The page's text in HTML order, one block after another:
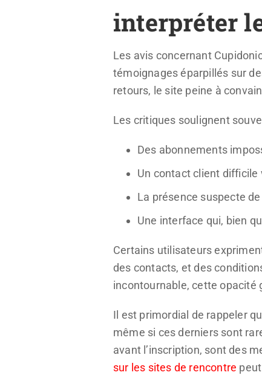
interpréter
Les avis concernant
témoignages éparpillés sur
retours, le site peine à
Les critiques soulignent
Des abonnements
Un contact client difficile
La présence suspecte
Une interface qui, bien
Certains utilisateurs
des contacts, et des
incontournable, cette opacité
Il est primordial de rappeler
même si ces derniers sont
avant l’inscription, sont des
sur les sites de rencontre